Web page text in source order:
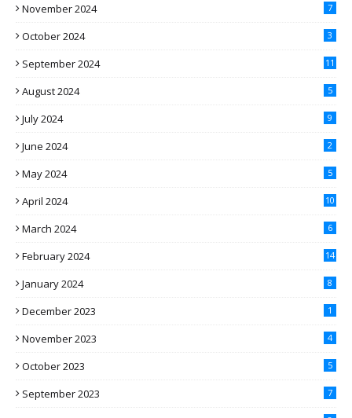
November 2024 7
October 2024 3
September 2024 11
August 2024 5
July 2024 9
June 2024 2
May 2024 5
April 2024 10
March 2024 6
February 2024 14
January 2024 8
December 2023 1
November 2023 4
October 2023 5
September 2023 7